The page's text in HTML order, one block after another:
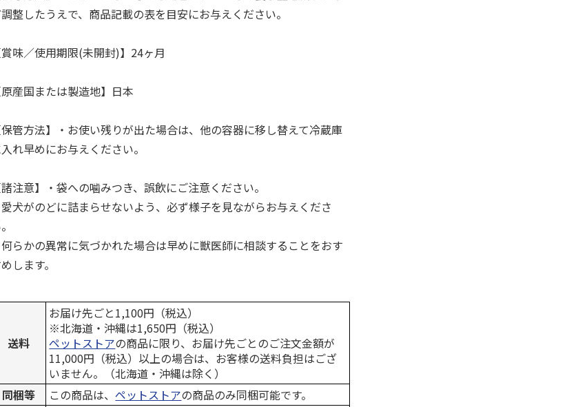
調整したうえで、商品記載の表を目安にお与えください。
賞味／使用期限(未開封)】24ヶ月
原産国または製造地】日本
保管方法】・お使い残りが出た場合は、他の容器に移し替えて冷蔵庫
れ早めにお与えください。
諸注意】・袋への噛みつき、誤飲にご注意ください。
愛犬がのどに詰まらせないよう、必ず様子を見ながらお与えくださ
何らかの異常に気づかれた場合は早めに獣医師に相談することをおす
します。
送料
お届け先ごと1,100円（税込）
※北海道・沖縄は1,650円（税込）
ペットストアの商品に限り、お届け先ごとのご注文金額が
11,000円（税込）以上の場合は、お客様の送料負担はござ
いません。（北海道・沖縄は除く）
同梱等
この商品は、ペットストアの商品のみ同梱可能です。